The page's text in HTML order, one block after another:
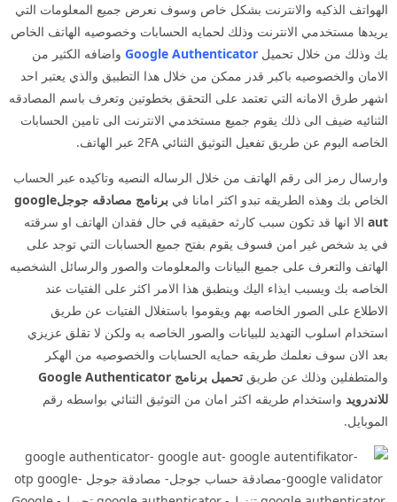
الهواتف الذكيه والانترنت بشكل خاص وسوف نعرض جميع المعلومات التي
يريدها مستخدمي الانترنت وذلك لحمايه الحسابات وخصوصيه الهاتف الخاص
بك وذلك من خلال تحميل Google Authenticator واضافه الكثير من
الامان والخصوصيه باكبر قدر ممكن من خلال هذا التطبيق والذي يعتبر احد
اشهر طرق الامانه التي تعتمد على التحقق بخطوتين وتعرف باسم المصادقه
الثنائيه ضيف الى ذلك يقوم جميع مستخدمي الانترنت الى تامين الحسابات
الخاصه اليوم عن طريق تفعيل التوثيق الثنائي 2FA عبر الهاتف.
وارسال رمز الى رقم الهاتف من خلال الرساله النصيه وتاكيده عبر الحساب
الخاص بك وهذه الطريقه تبدو اكثر امانا في
برنامج مصادقه جوجلgoogle
aut الا انها قد تكون سبب كارثه حقيقيه في حال فقدان الهاتف او سرقته
في يد شخص غير امن فسوف يقوم بفتح جميع الحسابات التي توجد على
الهاتف والتعرف على جميع البيانات والمعلومات والصور والرسائل الشخصيه
الخاصه بك ويسبب ايذاء اليك وينطبق هذا الامر اكثر على الفتيات عند
الاطلاع على الصور الخاصه بهم ويقوموا باستغلال الفتيات عن طريق
استخدام اسلوب التهديد للبيانات والصور الخاصه به ولكن لا تقلق عزيزي
بعد الان سوف نعلمك طريقه حمايه الحسابات والخصوصيه من الهكر
والمتطفلين وذلك عن طريق
تحميل برنامج Google Authenticator
للاندرويد واستخدام طريقه اكثر امان من التوثيق الثنائي بواسطه رقم
الموبايل.